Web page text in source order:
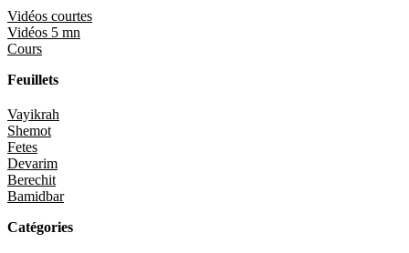
Vidéos courtes
Vidéos 5 mn
Cours
Feuillets
Vayikrah
Shemot
Fetes
Devarim
Berechit
Bamidbar
Catégories